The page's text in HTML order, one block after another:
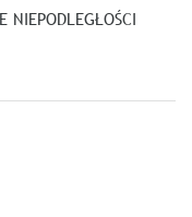
NIEPODLEGŁOŚCI